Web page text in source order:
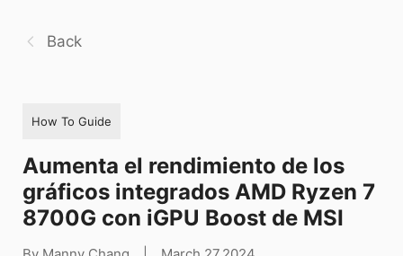
Back
How To Guide
Aumenta el rendimiento de los
gráficos integrados AMD Ryzen 7
8700G con iGPU Boost de MSI